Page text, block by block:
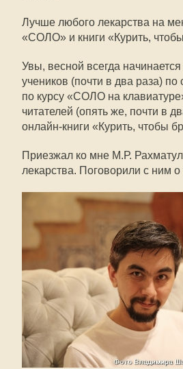
Лучше любого лекарства на
«СОЛО» и книги «Курить,
Увы, весной всегда
учеников (почти в два раза)
по курсу «СОЛО на
читателей (опять же, почти в
онлайн-книги «Курить, чтобы
Приезжал ко мне М.Р.
лекарства. Поговорили с ним о